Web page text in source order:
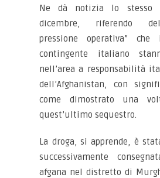
Ne dà notizia lo stesso
dicembre, riferendo
pressione operativa”
contingente italiano
nell’area a responsabilità
dell’Afghanistan, con
come dimostrato una
quest’ultimo sequestro.
La droga, si apprende, è
successivamente
afgana nel distretto di